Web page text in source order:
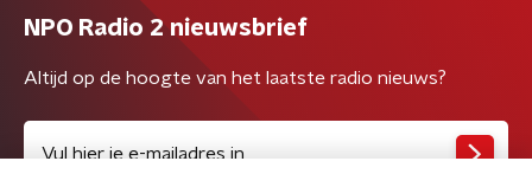
NPO Radio 2 nieuwsbrief
Altijd op de hoogte van het laatste radio nieuws?